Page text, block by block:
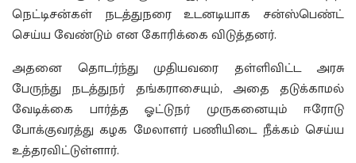
நெட்டிசன்கள் நடத்துநரை உடனடியாக சன்ஸ்பெண்ட்
செய்ய வேண்டும் என கோரிக்கை விடுத்தனர்.
அதனை தொடர்ந்து முதியவரை தள்ளிவிட்ட அரசு
பேருந்து நடத்துநர் தங்கராசையும், அதை தடுக்காமல்
வேடிக்கை பார்த்த ஓட்டுநர் முருகனையும் ஈரோடு
போக்குவரத்து கழக மேலாளர் பணியிடை நீக்கம் செய்ய
உத்தரவிட்டுள்ளார்.